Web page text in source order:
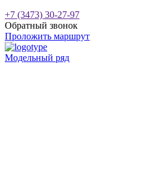
+7 (3473) 30-27-97
Обратный звонок
Проложить маршрут
Модельный ряд